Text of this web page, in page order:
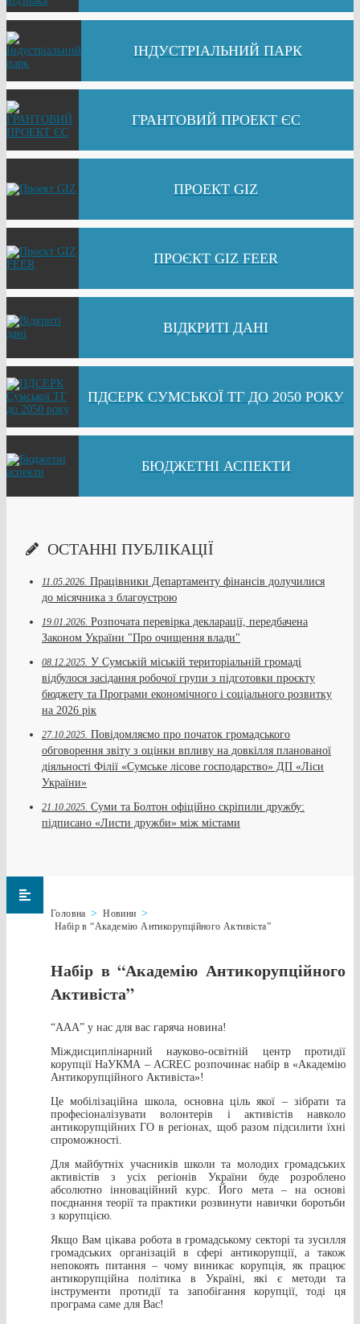
ІНДУСТРІАЛЬНИЙ ПАРК
ГРАНТОВИЙ ПРОЕКТ ЄС
ПРОЕКТ GIZ
ПРОЄКТ GIZ FEER
ВІДКРИТІ ДАНІ
ПДСЕРК СУМСЬКОЇ ТГ ДО 2050 РОКУ
БЮДЖЕТНІ АСПЕКТИ
ОСТАННІ ПУБЛІКАЦІЇ
11.05.2026. Працівники Департаменту фінансів долучилися
до місячника з благоустрою
19.01.2026. Розпочата перевірка декларації, передбачена
Законом України "Про очищення влади"
08.12.2025. У Сумській міській територіальній громаді
відбулося засідання робочої групи з підготовки проєкту
бюджету та Програми економічного і соціального розвитку
на 2026 рік
27.10.2025. Повідомляємо про початок громадського
обговорення звіту з оцінки впливу на довкілля планованої
діяльності Філії «Сумське лісове господарство» ДП «Ліси
України»
21.10.2025. Суми та Болтон офіційно скріпили дружбу:
підписано «Листи дружби» між містами
Головна
Новини
Набір в “Академію Антикорупційного Активіста”
Набір в “Академію Антикорупційного
Активіста”
“АAA” у нас для вас гаряча новина!
Міждисциплінарний науково-освітній центр протидії
корупції НаУКМА – ACREC розпочинає набір в «Академію
Антикорупційного Активіста»!
Це мобілізаційна школа, основна ціль якої – зібрати та
професіоналізувати волонтерів і активістів навколо
антикорупційних ГО в регіонах, щоб разом підсилити їхні
спроможності.
Для майбутніх учасників школи та молодих громадських
активістів з усіх регіонів України буде розроблено
абсолютно інноваційний курс. Його мета – на основі
поєднання теорії та практики розвинути навички боротьби
з корупцією.
Якщо Вам цікава робота в громадському секторі та зусилля
громадських організацій в сфері антикорупції, а також
непокоять питання – чому виникає корупція, як працює
антикорупційна політика в Україні, які є методи та
інструменти протидії та запобігання корупції, тоді ця
програма саме для Вас!